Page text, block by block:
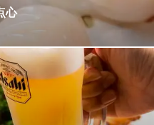
口 徒歩1分
心
つずつ丁寧に包み上げる
ーの海老蒸し餃子は、透き
に、大ぶりの海老がぎっし
材の旨味が口いっぱいに広が